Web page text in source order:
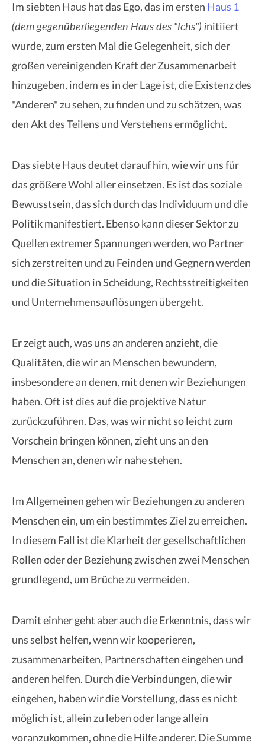
Im siebten Haus hat das Ego, das im ersten Haus 1
(dem gegenüberliegenden Haus des "Ichs") initiiert
wurde, zum ersten Mal die Gelegenheit, sich der
großen vereinigenden Kraft der Zusammenarbeit
hinzugeben, indem es in der Lage ist, die Existenz des
"Anderen" zu sehen, zu finden und zu schätzen, was
den Akt des Teilens und Verstehens ermöglicht.
Das siebte Haus deutet darauf hin, wie wir uns für
das größere Wohl aller einsetzen. Es ist das soziale
Bewusstsein, das sich durch das Individuum und die
Politik manifestiert. Ebenso kann dieser Sektor zu
Quellen extremer Spannungen werden, wo Partner
sich zerstreiten und zu Feinden und Gegnern werden
und die Situation in Scheidung, Rechtsstreitigkeiten
und Unternehmensauflösungen übergeht.
Er zeigt auch, was uns an anderen anzieht, die
Qualitäten, die wir an Menschen bewundern,
insbesondere an denen, mit denen wir Beziehungen
haben. Oft ist dies auf die projektive Natur
zurückzuführen. Das, was wir nicht so leicht zum
Vorschein bringen können, zieht uns an den
Menschen an, denen wir nahe stehen.
Im Allgemeinen gehen wir Beziehungen zu anderen
Menschen ein, um ein bestimmtes Ziel zu erreichen.
In diesem Fall ist die Klarheit der gesellschaftlichen
Rollen oder der Beziehung zwischen zwei Menschen
grundlegend, um Brüche zu vermeiden.
Damit einher geht aber auch die Erkenntnis, dass wir
uns selbst helfen, wenn wir kooperieren,
zusammenarbeiten, Partnerschaften eingehen und
anderen helfen. Durch die Verbindungen, die wir
eingehen, haben wir die Vorstellung, dass es nicht
möglich ist, allein zu leben oder lange allein
voranzukommen, ohne die Hilfe anderer. Die Summe